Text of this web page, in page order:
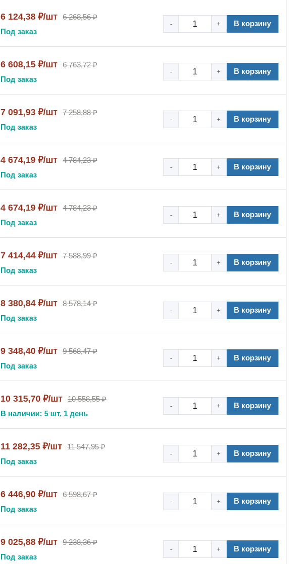
6 124,38 ₽/шт 6 268,56 ₽
Под заказ
- + В корзину
6 608,15 ₽/шт 6 763,72 ₽
Под заказ
- + В корзину
7 091,93 ₽/шт 7 258,88 ₽
Под заказ
- + В корзину
4 674,19 ₽/шт 4 784,23 ₽
Под заказ
- + В корзину
4 674,19 ₽/шт 4 784,23 ₽
Под заказ
- + В корзину
7 414,44 ₽/шт 7 588,99 ₽
Под заказ
- + В корзину
8 380,84 ₽/шт 8 578,14 ₽
Под заказ
- + В корзину
9 348,40 ₽/шт 9 568,47 ₽
Под заказ
- + В корзину
10 315,70 ₽/шт 10 558,55 ₽
В наличии: 5 шт, 1 день
- + В корзину
11 282,35 ₽/шт 11 547,95 ₽
Под заказ
- + В корзину
6 446,90 ₽/шт 6 598,67 ₽
Под заказ
- + В корзину
9 025,88 ₽/шт 9 238,36 ₽
Под заказ
- + В корзину